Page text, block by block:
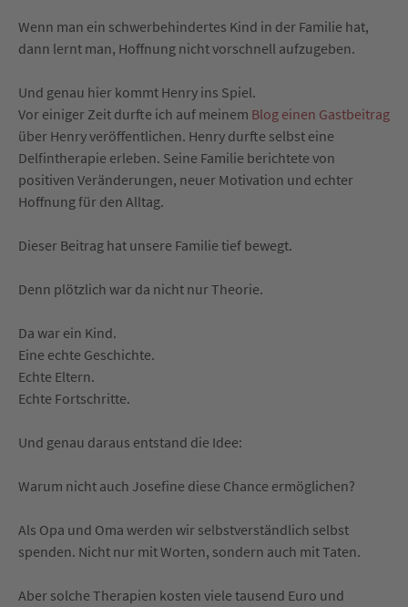
Wenn man ein schwerbehindertes Kind in der Familie hat,
dann lernt man, Hoffnung nicht vorschnell aufzugeben.
Und genau hier kommt Henry ins Spiel.
Vor einiger Zeit durfte ich auf meinem Blog einen Gastbeitrag
über Henry veröffentlichen. Henry durfte selbst eine
Delfintherapie erleben. Seine Familie berichtete von
positiven Veränderungen, neuer Motivation und echter
Hoffnung für den Alltag.
Dieser Beitrag hat unsere Familie tief bewegt.
Denn plötzlich war da nicht nur Theorie.
Da war ein Kind.
Eine echte Geschichte.
Echte Eltern.
Echte Fortschritte.
Und genau daraus entstand die Idee:
Warum nicht auch Josefine diese Chance ermöglichen?
Als Opa und Oma werden wir selbstverständlich selbst
spenden. Nicht nur mit Worten, sondern auch mit Taten.
Aber solche Therapien kosten viele tausend Euro und